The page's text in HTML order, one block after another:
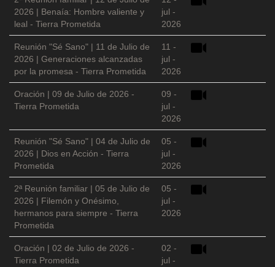
2026 | Benaía: Hombre valiente y
leal - Tierra Prometida
jul -
2026
Reunión "Sé Sano" | 11 de Julio de
2026 | Generaciones alcanzadas
por la promesa - Tierra Prometida
11 -
jul -
2026
Oración | 09 de Julio de 2026 -
Tierra Prometida
09 -
jul -
2026
Reunión "Sé Sano" | 04 de Julio de
2026 | Dios en Acción - Tierra
Prometida
05 -
jul -
2026
2ª Reunión familiar | 05 de Julio de
2026 | Filemón y Onésimo,
hermanos para siempre - Tierra
Prometida
05 -
jul -
2026
Oración | 02 de Julio de 2026 -
Tierra Prometida
02 -
jul -